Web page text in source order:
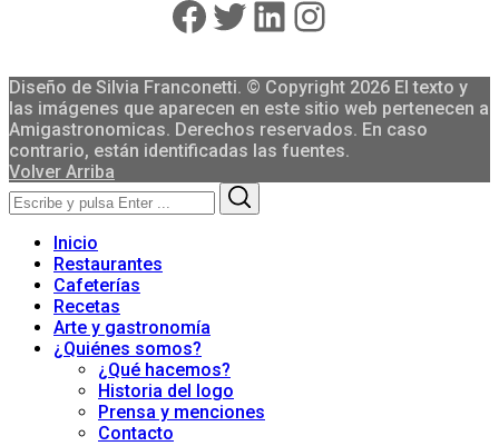
Facebook
Twitter
LinkedIn
Instagram
Diseño de Silvia Franconetti. © Copyright 2026 El texto y
las imágenes que aparecen en este sitio web pertenecen a
Amigastronomicas. Derechos reservados. En caso
contrario, están identificadas las fuentes.
Volver Arriba
Search
for:
Inicio
Restaurantes
Cafeterías
Recetas
Arte y gastronomía
¿Quiénes somos?
¿Qué hacemos?
Historia del logo
Prensa y menciones
Contacto